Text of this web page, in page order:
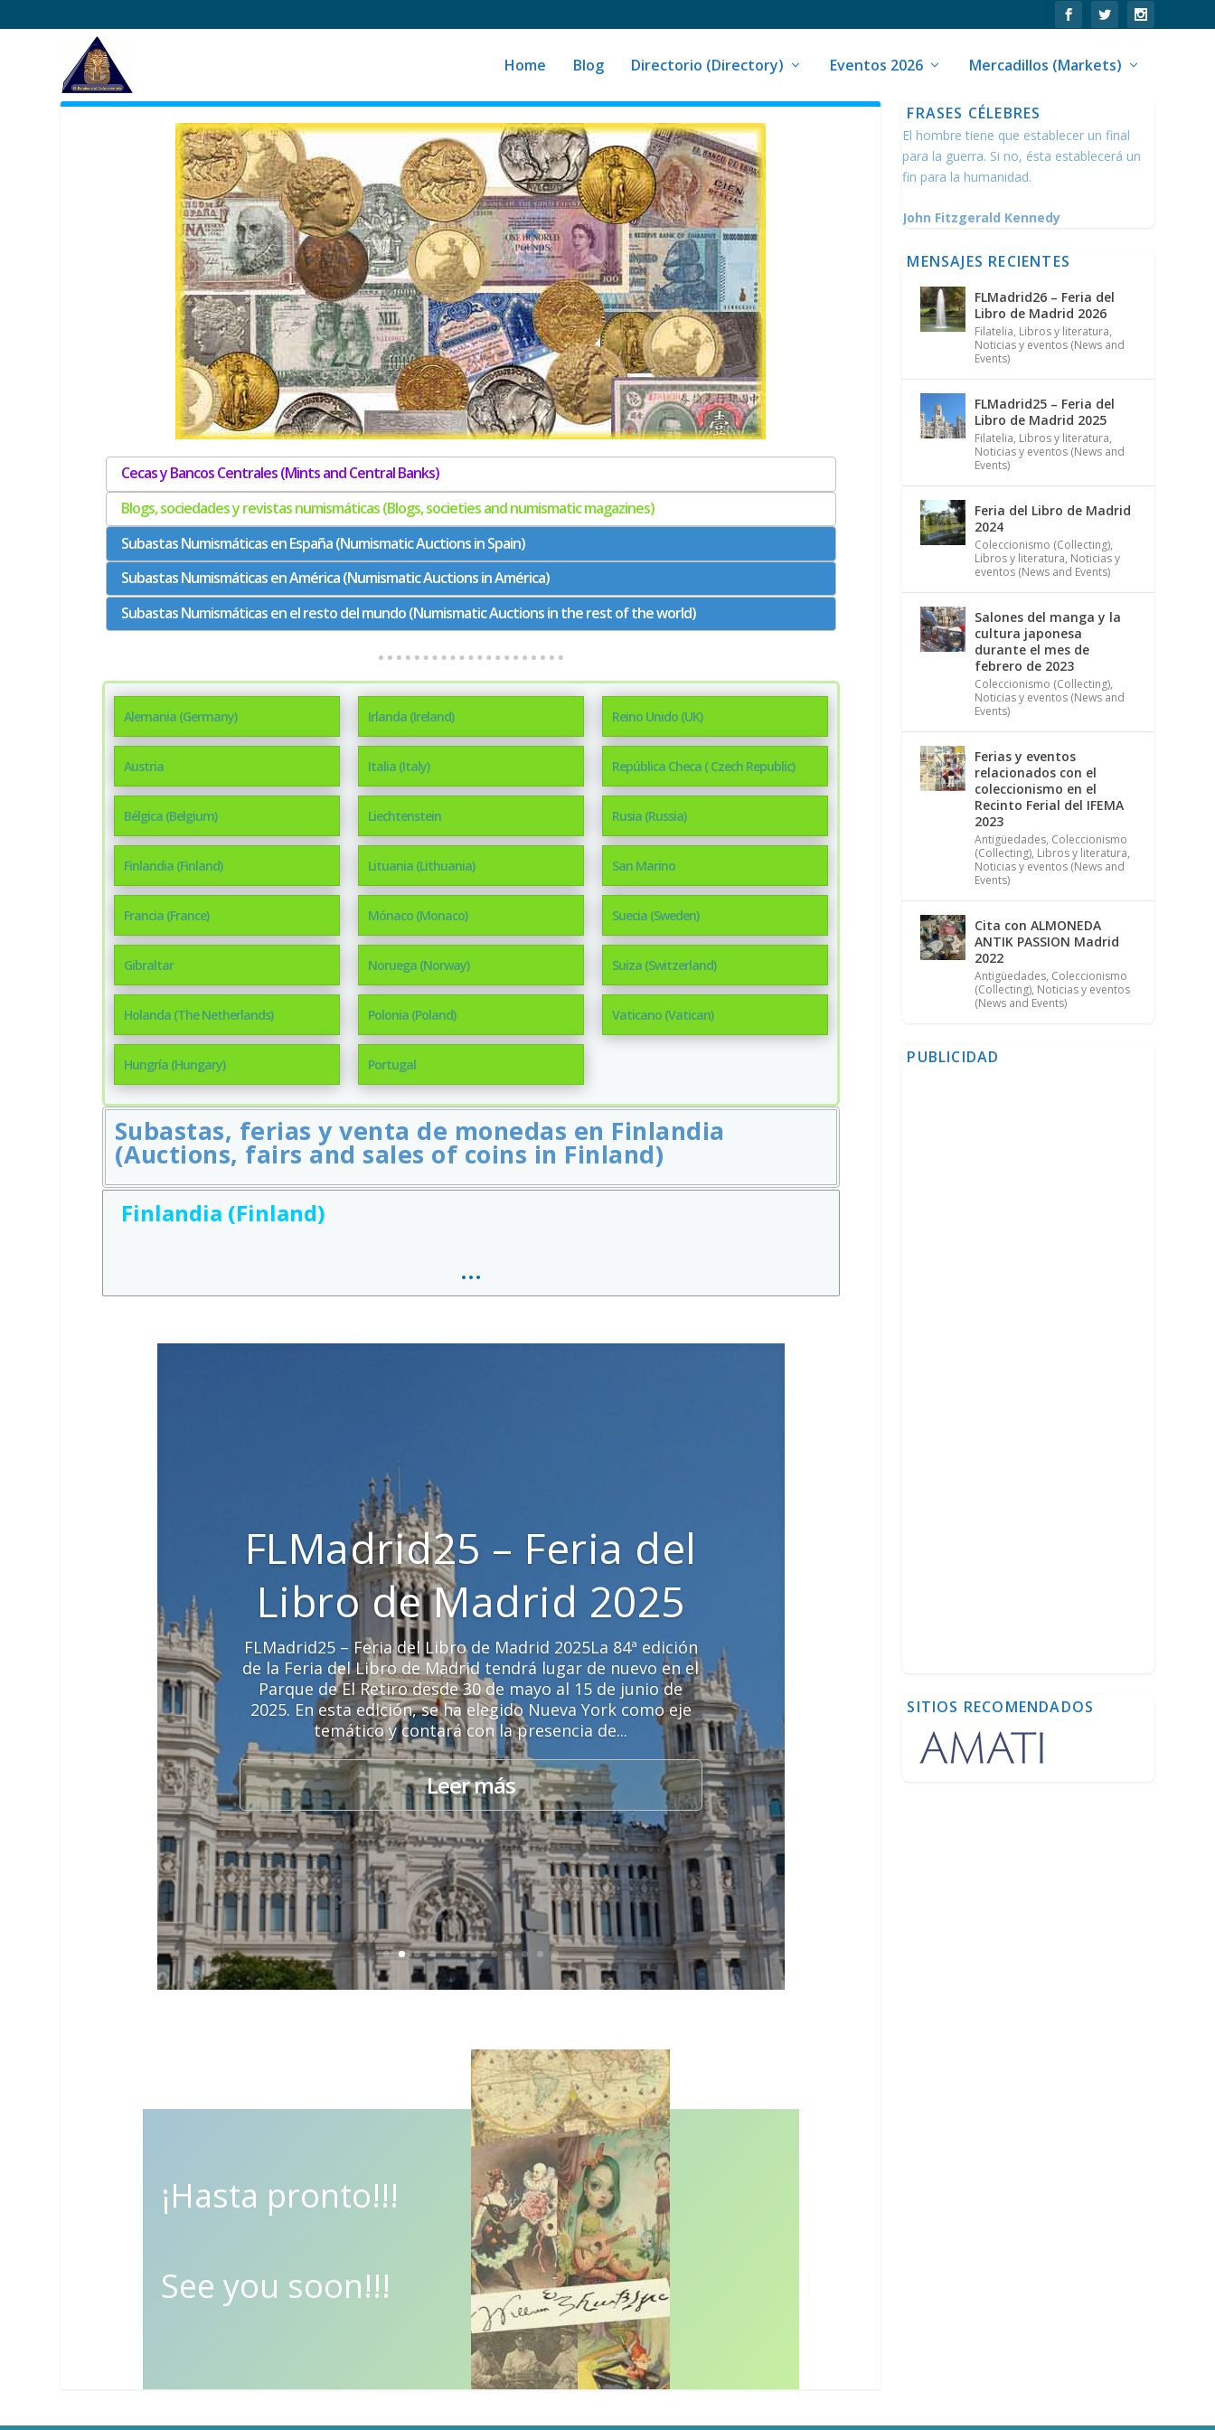
Home Blog Directorio (Directory) Eventos 2026 Mercadillos (Markets)
Cecas y Bancos Centrales (Mints and Central Banks)
Blogs, sociedades y revistas numismáticas (Blogs, societies and numismatic magazines)
Subastas Numismáticas en España (Numismatic Auctions in Spain)
Subastas Numismáticas en América (Numismatic Auctions in América)
Subastas Numismáticas en el resto del mundo (Numismatic Auctions in the rest of the world)
Alemania (Germany)
Austria
Bélgica (Belgium)
Finlandia (Finland)
Francia (France)
Gibraltar
Holanda (The Netherlands)
Hungría (Hungary)
Irlanda (Ireland)
Italia (Italy)
Liechtenstein
Lituania (Lithuania)
Mónaco (Monaco)
Noruega (Norway)
Polonia (Poland)
Portugal
Reino Unido (UK)
República Checa ( Czech Republic)
Rusia (Russia)
San Marino
Suecia (Sweden)
Suiza (Switzerland)
Vaticano (Vatican)
Subastas, ferias y venta de monedas en Finlandia
(Auctions, fairs and sales of coins in Finland)
Finlandia (Finland)
…
FLMadrid25 – Feria del
Libro de Madrid 2025
FLMadrid25 – Feria del Libro de Madrid 2025La 84ª edición
de la Feria del Libro de Madrid tendrá lugar de nuevo en el
Parque de El Retiro desde 30 de mayo al 15 de junio de
2025. En esta edición, se ha elegido Nueva York como eje
temático y contará con la presencia de...
Leer más
¡Hasta pronto!!!
See you soon!!!
FRASES CÉLEBRES
El hombre tiene que establecer un final
para la guerra. Si no, ésta establecerá un
fin para la humanidad.
John Fitzgerald Kennedy
MENSAJES RECIENTES
FLMadrid26 – Feria del
Libro de Madrid 2026
Filatelia, Libros y literatura,
Noticias y eventos (News and
Events)
FLMadrid25 – Feria del
Libro de Madrid 2025
Filatelia, Libros y literatura,
Noticias y eventos (News and
Events)
Feria del Libro de Madrid
2024
Coleccionismo (Collecting),
Libros y literatura, Noticias y
eventos (News and Events)
Salones del manga y la
cultura japonesa
durante el mes de
febrero de 2023
Coleccionismo (Collecting),
Noticias y eventos (News and
Events)
Ferias y eventos
relacionados con el
coleccionismo en el
Recinto Ferial del IFEMA
2023
Antigüedades, Coleccionismo
(Collecting), Libros y literatura,
Noticias y eventos (News and
Events)
Cita con ALMONEDA
ANTIK PASSION Madrid
2022
Antigüedades, Coleccionismo
(Collecting), Noticias y eventos
(News and Events)
PUBLICIDAD
SITIOS RECOMENDADOS